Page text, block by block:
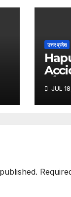
उत्तर प्रदेश
टक्कर
पलटी;
JUL